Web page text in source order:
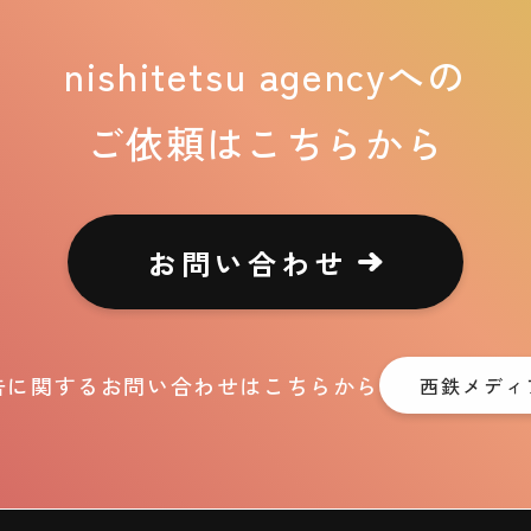
nishitetsu agencyへの
ご依頼はこちらから
お問い合わせ
関するお問い合わせはこちらから 西鉄メディ